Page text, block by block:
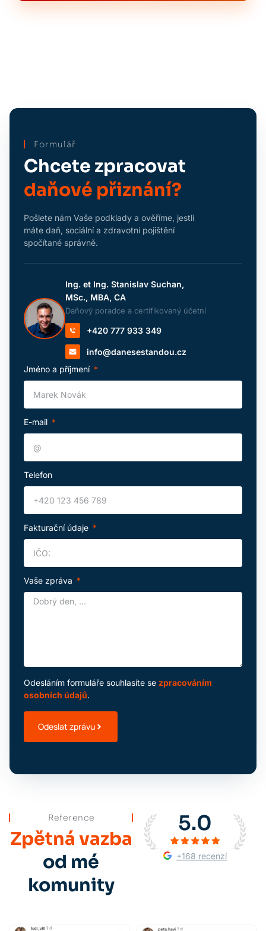
Formulář
Chcete zpracovat
daňové přiznání?
Pošlete nám Vaše podklady a ověříme, jestli
máte daň, sociální a zdravotní pojištění
spočítané správně.
Ing. et Ing. Stanislav Suchan,
MSc., MBA, CA
Daňový poradce a certifikovaný účetní
+420 777 933 349
info@danesestandou.cz
Jméno a příjmení
E-mail
Telefon
Fakturační údaje
Vaše zpráva
Odesláním formuláře souhlasíte se zpracováním
osobních údajů.
Odeslat zprávu
Reference
Zpětná vazba
od mé
komunity
5.0
+168 recenzí